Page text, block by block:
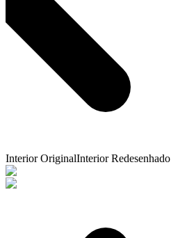
Interior OriginalInterior Redesenhado